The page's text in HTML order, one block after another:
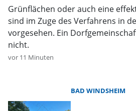
Grünflächen oder auch eine
sind im Zuge des Verfahrens in
vorgesehen. Ein
nicht.
vor 11 Minuten
BAD WINDSHEIM